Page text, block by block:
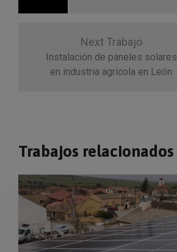
Next Trabajo
Instalación de paneles solares
en industria agrícola en León
Trabajos relacionados